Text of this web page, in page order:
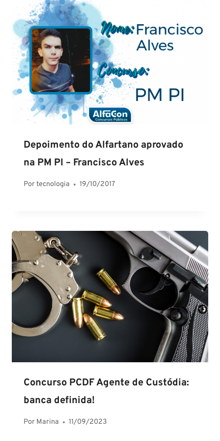
Depoimento do Alfartano aprovado
na PM PI – Francisco Alves
Portecnologia 19/10/2017
Concurso PCDF Agente de Custódia:
banca definida!
Por Marina 11/09/2023